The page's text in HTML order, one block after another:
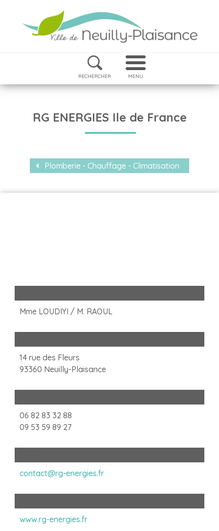
RECHERCHER MENU
RG ENERGIES Ile de France
Plomberie - Chauffage - Climatisation
Mme LOUDIYI / M. RAOUL
14 rue des Fleurs
93360 Neuilly-Plaisance
06 82 83 32 88
09 53 59 89 27
contact@rg-energies.fr
www.rg-energies.fr